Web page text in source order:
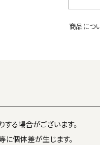
商品につ
る場合がございます。
に個体差が生じます。